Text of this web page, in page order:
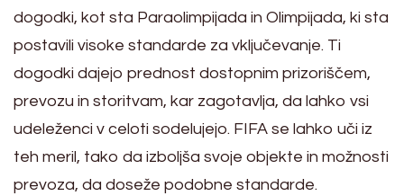
dogodki, kot sta Paraolimpijada in Olimpijada, ki sta
postavili visoke standarde za vključevanje. Ti
dogodki dajejo prednost dostopnim prizoriščem,
prevozu in storitvam, kar zagotavlja, da lahko vsi
udeleženci v celoti sodelujejo. FIFA se lahko uči iz
teh meril, tako da izboljša svoje objekte in možnosti
prevoza, da doseže podobne standarde.